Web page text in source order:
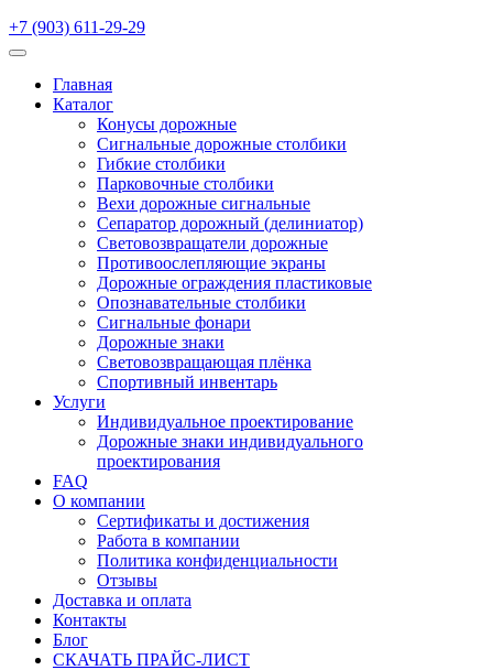
+7 (903) 611-29-29
Главная
Каталог
Конусы дорожные
Сигнальные дорожные столбики
Гибкие столбики
Парковочные столбики
Вехи дорожные сигнальные
Сепаратор дорожный (делиниатор)
Световозвращатели дорожные
Противоослепляющие экраны
Дорожные ограждения пластиковые
Опознавательные столбики
Сигнальные фонари
Дорожные знаки
Световозвращающая плёнка
Спортивный инвентарь
Услуги
Индивидуальное проектирование
Дорожные знаки индивидуального
проектирования
FAQ
О компании
Сертификаты и достижения
Работа в компании
Политика конфиденциальности
Отзывы
Доставка и оплата
Контакты
Блог
СКАЧАТЬ ПРАЙС-ЛИСТ